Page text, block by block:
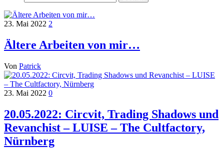
nach:
23. Mai 2022 2
Ältere Arbeiten von mir…
Von Patrick
23. Mai 2022 0
20.05.2022: Circvit, Trading Shadows und
Revanchist – LUISE – The Cultfactory,
Nürnberg